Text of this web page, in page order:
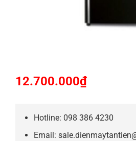
12.700.000₫
Hotline: 098 386 4230
Email: